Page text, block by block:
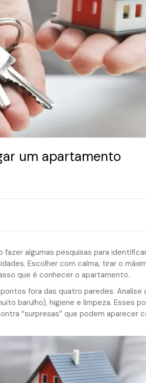
um apartamento
fazer algumas pesquisas para
Escolher com calma, tirar o
que é conhecer o apartamento.
fora das quatro paredes: Analise
barulho), higiene e limpeza. Esses
“surpresas” que podem aparecer